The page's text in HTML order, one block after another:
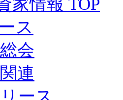
家情報 TOP
ス
会
連